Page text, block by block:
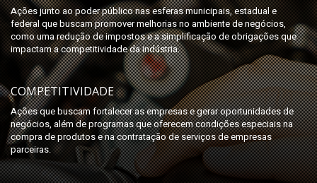
Ações junto ao poder público nas esferas municipais, estadual e
federal que buscam promover melhorias no ambiente de negócios,
como uma redução de impostos e a simplificação de obrigações que
impactam a competitividade da indústria.
COMPETITIVIDADE
Ações que buscam fortalecer as empresas e gerar oportunidades de
negócios, além de programas que oferecem condições especiais na
compra de produtos e na contratação de serviços de empresas
parceiras.